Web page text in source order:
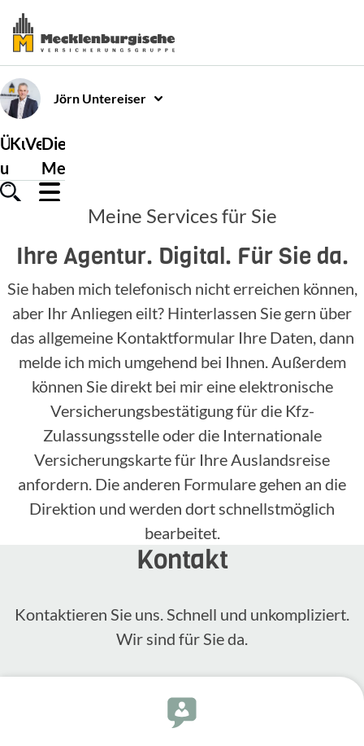
Jörn Untereiser
Über
uns
Kundenservice
Versicherungen
Die
Mecklenburgische
Meine Services für Sie
Ihre Agentur. Digital. Für Sie da.
Sie haben mich telefonisch nicht erreichen können,
aber Ihr Anliegen eilt? Hinterlassen Sie gern über
das allgemeine Kontaktformular Ihre Daten, dann
melde ich mich umgehend bei Ihnen. Außerdem
können Sie direkt bei mir eine elektronische
Versicherungsbestätigung für die Kfz-
Zulassungsstelle oder die Internationale
Versicherungskarte für Ihre Auslandsreise
anfordern. Die anderen Formulare gehen an die
Direktion und werden dort schnellstmöglich
bearbeitet.
Kontakt
Kontak­tieren Sie uns. Schnell und unkom­pli­ziert.
Wir sind für Sie da.